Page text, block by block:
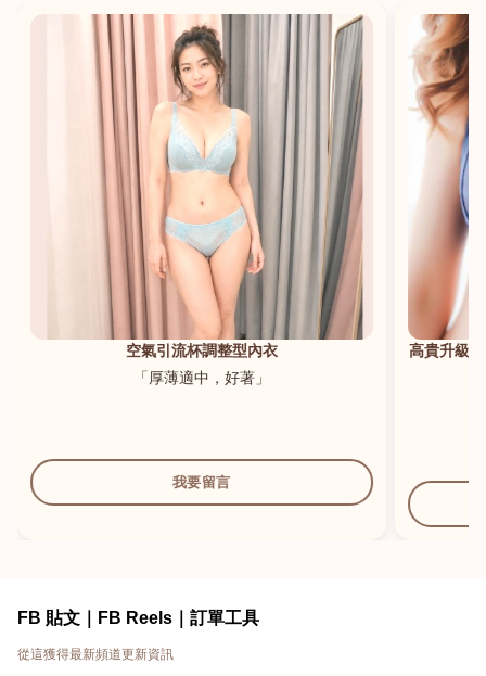
空氣引流杯調整型內衣
「厚薄適中，好著」
我要留言
高貴升級
FB 貼文｜FB Reels｜訂單工具
從這獲得最新頻道更新資訊
港澳中文
English